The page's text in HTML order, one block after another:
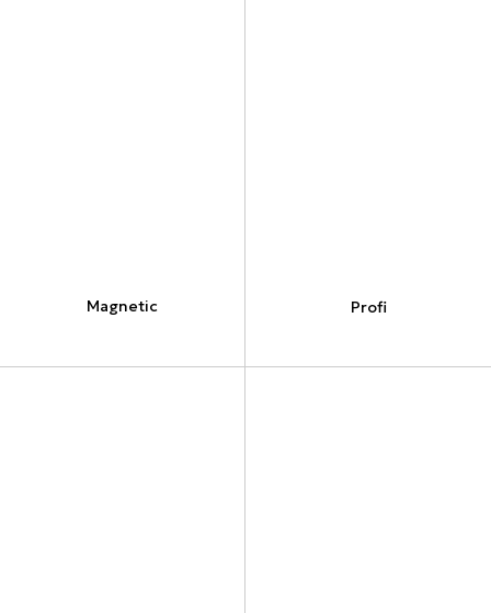
Magnetic Profi